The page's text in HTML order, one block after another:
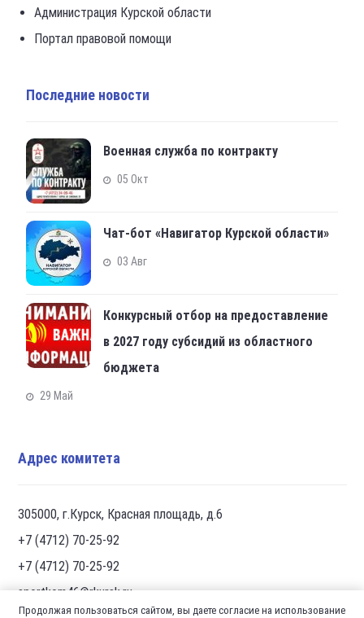
Администрация Курской области
Портал правовой помощи
Последние новости
Военная служба по контракту
05 Окт
Чат-бот «Навигатор Курской области»
03 Авг
Конкурсный отбор на предоставление
в 2027 году субсидий из областного
бюджета
29 Май
Адрес комитета
305000, г.Курск, Красная площадь, д.6
+7 (4712) 70-25-92
+7 (4712) 70-25-92
sportkom46@rkursk.ru
Продолжая пользоваться сайтом, вы даете согласие на использование